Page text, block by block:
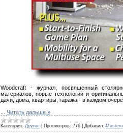
Woodcraft - журнал, посвященный
материалов, новые технологии и
дачи, дома, квартиры, гаража - в каждом
Читать дальше »
Категория: Другое Просмотров: 776 Добавил: